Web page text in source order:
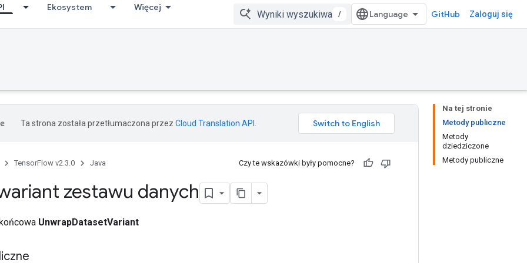
Ekosystem Więcej
/ GitHub Zaloguj się
Na tej stronie
Metody publiczne
Metody
dziedziczone
Metody publiczne
Ta strona została przetłumaczona przez Cloud Translation API
TensorFlow v2.3.0 Java Czy te wskazówki były pomocne?
zestawu danych
UnwrapDatasetVariant